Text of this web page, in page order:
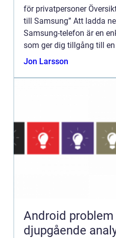
för privatpersoner
till Samsung” Att ladda
Samsung-telefon är en
som ger dig tillgång till
och
Jon Larsson
Android problem
djupgående